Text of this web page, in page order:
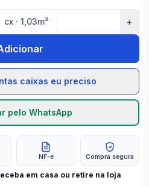
cx· 1,03m² +
caixas eu preciso
pelo WhatsApp
NF-e Compra segura
em casa ou retire na loja